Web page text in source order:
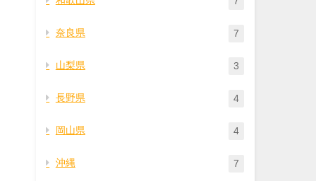
奈良県 7
山梨県 3
長野県 4
岡山県 4
沖縄 7